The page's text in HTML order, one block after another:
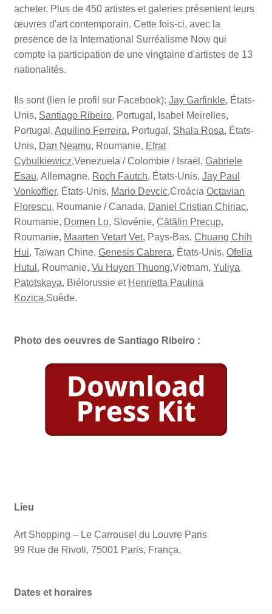
acheter. Plus de 450 artistes et galeries présentent leurs
œuvres d'art contemporain. Cette fois-ci, avec la
presence de la International Surréalisme Now qui
compte la participation de une vingtaine d'artistes de 13
nationalités.
Ils sont (lien le profil sur Facebook):Jay Garfinkle, États-
Unis, Santiago Ribeiro, Portugal, Isabel Meirelles,
Portugal,Aquilino Ferreira, Portugal, Shala Rosa, États-
Unis, Dan Neamu, Roumanie, Efrat
Cybulkiewicz,Venezuela / Colombie / Israël,Gabriele
Esau, Allemagne, Roch Fautch, États-Unis,Jay Paul
Vonkoffler, États-Unis, Mario Devcic,CroáciaOctavian
Florescu, Roumanie / Canada, Daniel Cristian Chiriac,
Roumanie, Domen Lo, Slovénie,Cătălin Precup,
Roumanie, Maarten Vetart Vet, Pays-Bas,Chuang Chih
Hui, Taïwan Chine,Genesis Cabrera, États-Unis,Ofelia
Hutul , Roumanie,Vu Huyen Thuong,Vietnam,Yuliya
Patotskaya, Biélorussie et Henrietta Paulina
Kozica,Suède.
Photo des oeuvres de Santiago Ribeiro :
Lieu
Art Shopping – Le Carrousel du Louvre Paris
99 Rue de Rivoli, 75001 Paris, França.
Dates et horaires